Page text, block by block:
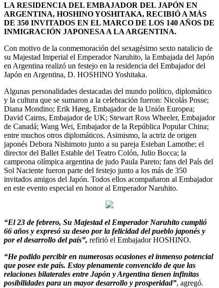
LA RESIDENCIA DEL EMBAJADOR DEL JAPÓN EN
ARGENTINA, HOSHINO YOSHITAKA, RECIBIÓ A MÁS
DE 350 INVITADOS EN EL MARCO DE LOS 140 AÑOS DE
INMIGRACIÓN JAPONESA A LA ARGENTINA.
Con motivo de la conmemoración del sexagésimo sexto natalicio de
su Majestad Imperial el Emperador Naruhito, la Embajada del Japón
en Argentina realizó un festejo en la residencia del Embajador del
Japón en Argentina, D. HOSHINO Yoshitaka.
Algunas personalidades destacadas del mundo político, diplomático
y la cultura que se sumaron a la celebración fueron: Nicolás Posse;
Diana Mondino; Erik Høeg, Embajador de la Unión Europea;
David Cairns, Embajador de UK; Stewart Ross Wheeler, Embajador
de Canadá; Wang Wei, Embajador de la República Popular China;
entre muchos otros diplomáticos. Asimismo, la actriz de origen
japonés Debora Nishimoto junto a su pareja Esteban Lamothe; el
director del Ballet Estable del Teatro Colón, Julio Bocca; la
campeona olímpica argentina de judo Paula Pareto; fans del País del
Sol Naciente fueron parte del festejo junto a los más de 350
invitados amigos del Japón. Todos ellos acompañaron al Embajador
en este evento especial en honor al Emperador Naruhito.
“El 23 de febrero, Su Majestad el Emperador Naruhito cumplió
66 años y expresó su deseo por la felicidad del pueblo japonés y
por el desarrollo del país”, refirió el Embajador HOSHINO.
“He podido percibir en numerosas ocasiones el inmenso potencial
que posee este país. Estoy plenamente convencido de que las
relaciones bilaterales entre Japón y Argentina tienen infinitas
posibilidades para un mayor desarrollo y prosperidad”, agregó.